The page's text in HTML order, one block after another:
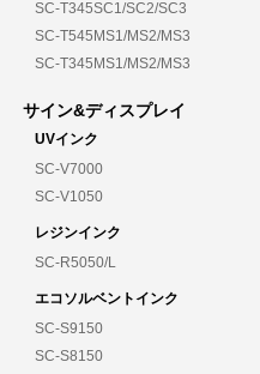
SC-T345SC1/SC2/SC3
SC-T545MS1/MS2/MS3
SC-T345MS1/MS2/MS3
サイン&ディスプレイ
UVインク
SC-V7000
SC-V1050
レジンインク
SC-R5050/L
エコソルベントインク
SC-S9150
SC-S8150